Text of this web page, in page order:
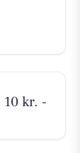
kr. -